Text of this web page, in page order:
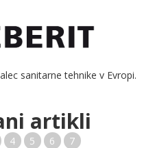
sanitarne tehnike v Evropi.
artikli
4 5 6 7